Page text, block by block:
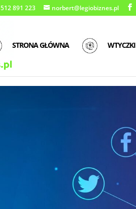
512 891 223 norbert@legiobiznes.pl
STRONA GŁÓWNA WTYCZKI